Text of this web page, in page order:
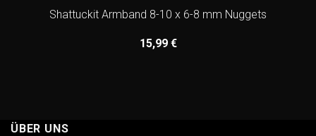
Shattuckit Armband 8-10 x 6-8 mm Nuggets
15,99 €
ÜBER UNS